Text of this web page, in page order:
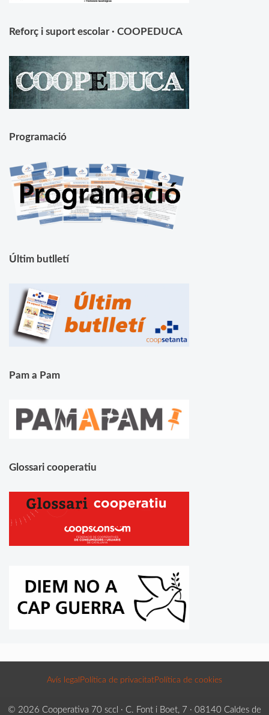
Reforç i suport escolar · COOPEDUCA
Programació
Últim butlletí
Pam a Pam
Glossari cooperatiu
Avís legal Política de privacitatPolítica de cookies
© 2026 Cooperativa 70 sccl · C. Font i Boet, 7 · 08140 Caldes de